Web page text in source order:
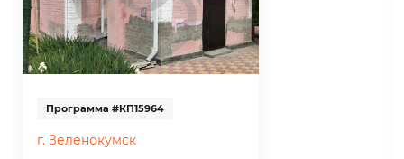
Программа #КП15964
г. Зеленокумск